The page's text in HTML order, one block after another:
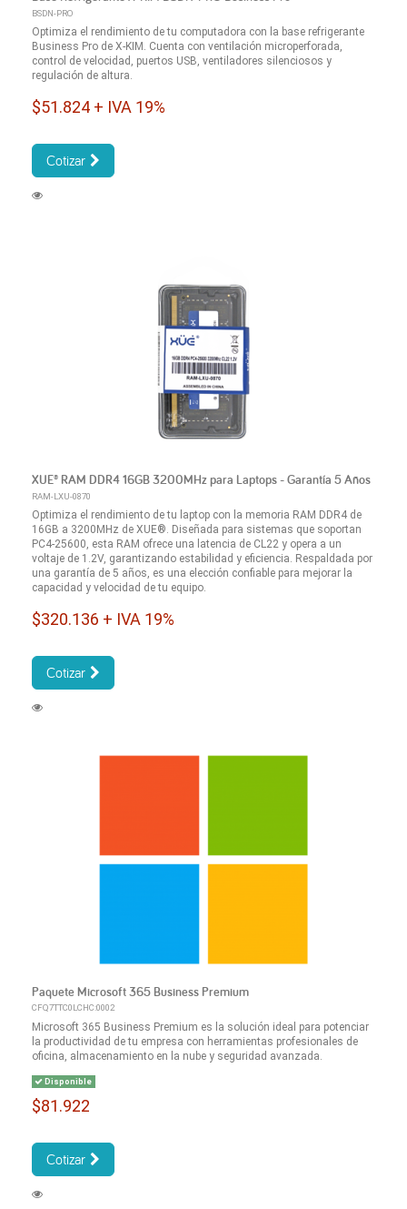
BSDN-PRO
Optimiza el rendimiento de tu computadora con la base refrigerante
Business Pro de X-KIM. Cuenta con ventilación microperforada,
control de velocidad, puertos USB, ventiladores silenciosos y
regulación de altura.
$51.824 + IVA 19%
Cotizar
XUE® RAM DDR4 16GB 3200MHz para Laptops - Garantía 5 Años
RAM-LXU-0870
Optimiza el rendimiento de tu laptop con la memoria RAM DDR4 de
16GB a 3200MHz de XUE®. Diseñada para sistemas que soportan
PC4-25600, esta RAM ofrece una latencia de CL22 y opera a un
voltaje de 1.2V, garantizando estabilidad y eficiencia. Respaldada por
una garantía de 5 años, es una elección confiable para mejorar la
capacidad y velocidad de tu equipo.
$320.136 + IVA 19%
Cotizar
Paquete Microsoft 365 Business Premium
CFQ7TTC0LCHC:0002
Microsoft 365 Business Premium es la solución ideal para potenciar
la productividad de tu empresa con herramientas profesionales de
oficina, almacenamiento en la nube y seguridad avanzada.
Disponible
$81.922
Cotizar